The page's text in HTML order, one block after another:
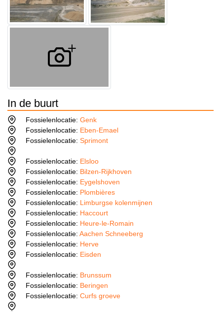
In de buurt
Fossielenlocatie:Genk
Fossielenlocatie: Eben-Emael
Fossielenlocatie:Sprimont
Fossielenlocatie: Elsloo
Fossielenlocatie: Bilzen-Rijkhoven
Fossielenlocatie: Eygelshoven
Fossielenlocatie: Plombières
Fossielenlocatie: Limburgse kolenmijnen
Fossielenlocatie: Haccourt
Fossielenlocatie: Heure-le-Romain
Fossielenlocatie:Aachen Schneeberg
Fossielenlocatie: Herve
Fossielenlocatie: Eisden
Fossielenlocatie: Brunssum
Fossielenlocatie: Beringen
Fossielenlocatie:Curfs groeve